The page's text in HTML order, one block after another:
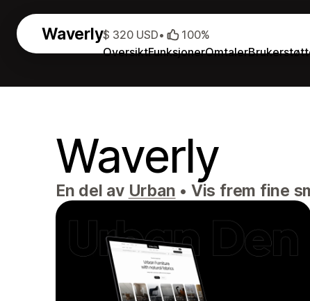
Waverly
OversiktFunksjonerOmtaler
$ 320 USD• 100%
Waverly
En del av Urban • Vis frem fine